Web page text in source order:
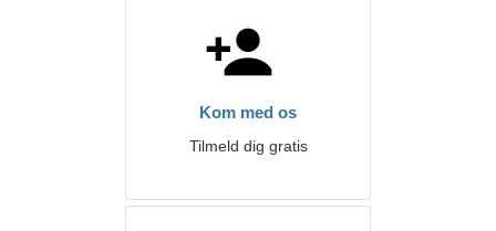
Kom med os
Tilmeld dig gratis